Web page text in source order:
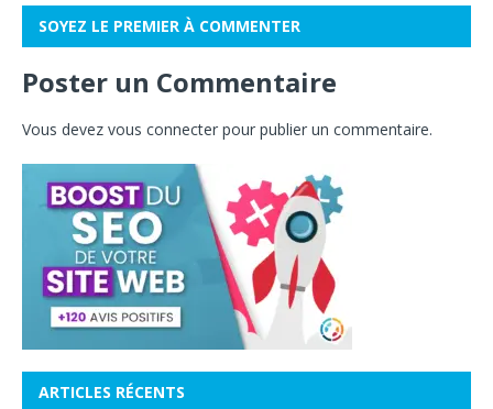
SOYEZ LE PREMIER À COMMENTER
Poster un Commentaire
Vous devez vous connecter pour publier un commentaire.
ARTICLES RÉCENTS